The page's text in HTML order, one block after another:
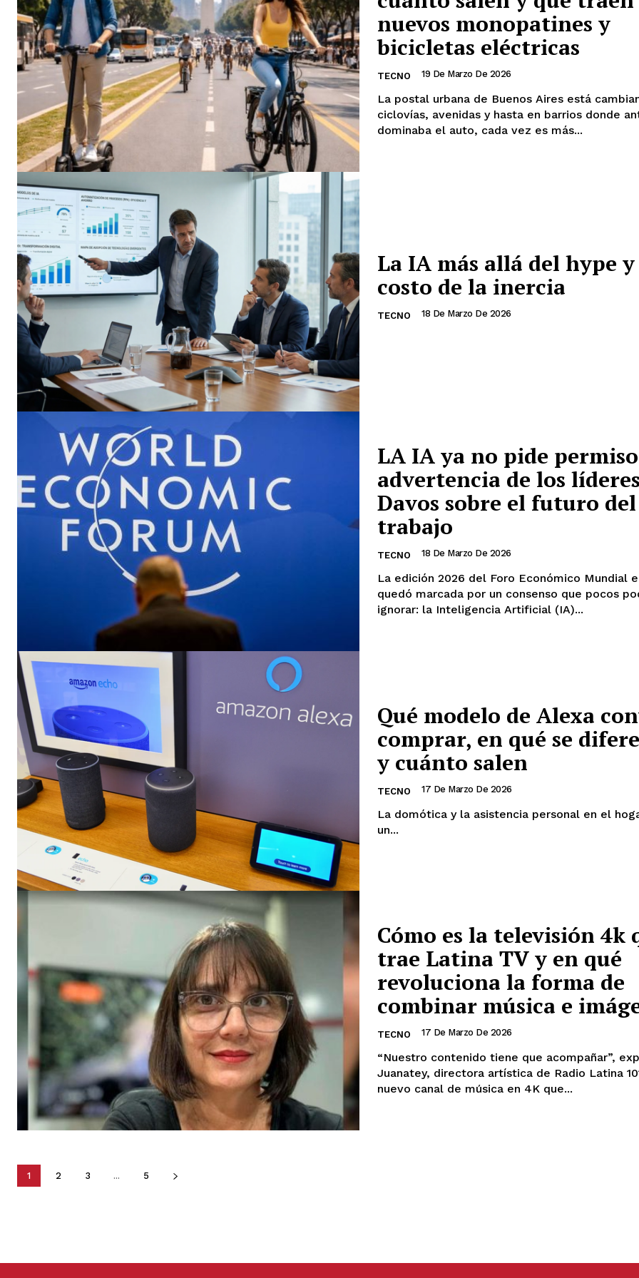
nuevos monopatines y
bicicletas eléctricas
TECNO 19 De Marzo De 2026
La postal urbana de Buenos Aires está
ciclovías, avenidas y hasta en barrios donde
dominaba el auto, cada vez es más...
La IA más allá del hype
costo de la inercia
TECNO 18 De Marzo De 2026
LA IA ya no pide
advertencia de los
Davos sobre el futuro del
trabajo
TECNO 18 De Marzo De 2026
La edición 2026 del Foro Económico Mundial
quedó marcada por un consenso que pocos
ignorar: la Inteligencia Artificial (IA)...
Qué modelo de Alexa
comprar, en qué se
y cuánto salen
TECNO 17 De Marzo De 2026
La domótica y la asistencia personal en el
un...
Cómo es la televisión 4k
trae Latina TV y en qué
revoluciona la forma de
combinar música e
TECNO 17 De Marzo De 2026
“Nuestro contenido tiene que acompañar”,
Juanatey, directora artística de Radio Latina
nuevo canal de música en 4K que...
1 2 3 ... 5